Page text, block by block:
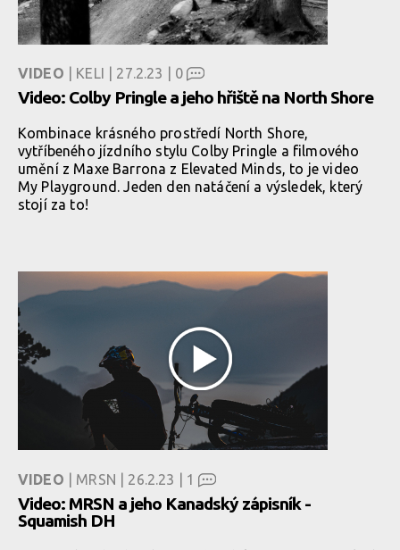
VIDEO | KELI | 27.2.23 | 0
Video: Colby Pringle a jeho hřiště na North Shore
Kombinace krásného prostředí North Shore,
vytříbeného jízdního stylu Colby Pringle a filmového
umění z Maxe Barrona z Elevated Minds, to je video
My Playground. Jeden den natáčení a výsledek, který
stojí za to!
VIDEO | MRSN | 26.2.23 | 1
Video: MRSN a jeho Kanadský zápisník -
Squamish DH